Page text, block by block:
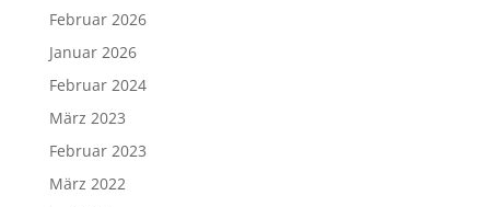
Februar 2026
Januar 2026
Februar 2024
März 2023
Februar 2023
März 2022